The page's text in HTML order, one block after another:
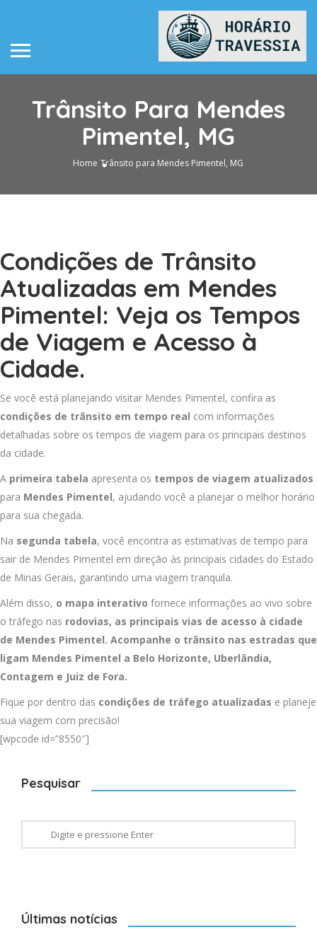
Trânsito Para Mendes
Pimentel, MG
Home Trânsito para Mendes Pimentel, MG
Condições de Trânsito
Atualizadas em Mendes
Pimentel: Veja os Tempos
de Viagem e Acesso à
Cidade.
Se você está planejando visitar Mendes Pimentel, confira as
condições de trânsito em tempo real com informações
detalhadas sobre os tempos de viagem para os principais destinos
da cidade.
A primeira tabela apresenta os tempos de viagem atualizados
para Mendes Pimentel, ajudando você a planejar o melhor horário
para sua chegada.
Na segunda tabela, você encontra as estimativas de tempo para
sair de Mendes Pimentel em direção às principais cidades do Estado
de Minas Gerais, garantindo uma viagem tranquila.
Além disso, o mapa interativo fornece informações ao vivo sobre
o tráfego nas rodovias, as principais vias de acesso à cidade
de Mendes Pimentel. Acompanhe o trânsito nas estradas que
ligam Mendes Pimentel a Belo Horizonte, Uberlândia,
Contagem e Juiz de Fora.
Fique por dentro das condições de tráfego atualizadas e planeje
sua viagem com precisão!
[wpcode id=”8550″]
Pesquisar
Últimas notícias